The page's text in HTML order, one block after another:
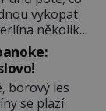
přijít
předhání v
vykopat
několik
Sověti
znát a
myslel, že
informaci
Oba
borový les
se plazí